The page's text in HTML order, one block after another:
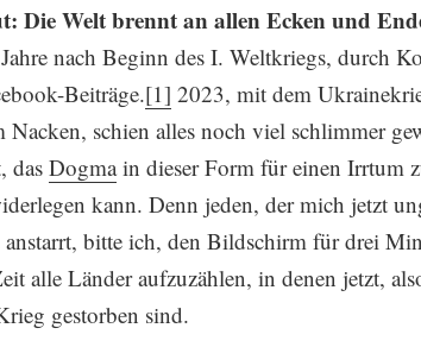
Die Welt brennt an allen Ecken und
nach Beginn des I. Weltkriegs, durch
Beiträge.[1] 2023, mit dem
Nacken, schien alles noch viel schlimmer
dasDogmain dieser Form für einen Irrtum
kann. Denn jeden, der mich jetzt
bitte ich, den Bildschirm für drei
alle Länder aufzu­zählen, in denen jetzt,
gestorben sind.